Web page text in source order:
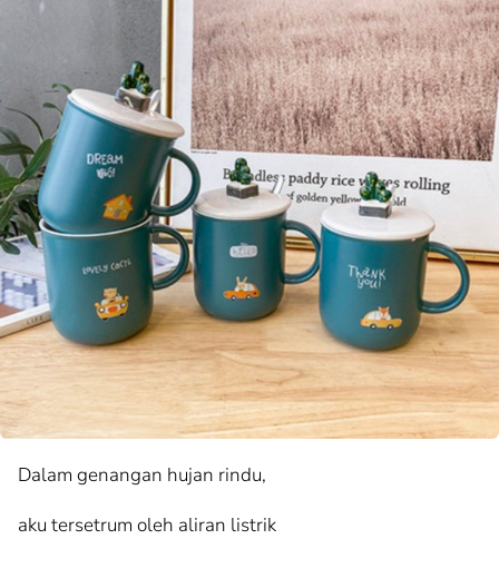
Dalam genangan hujan rindu,
aku tersetrum oleh aliran listrik